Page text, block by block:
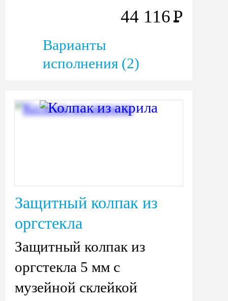
44 116Р
Варианты
исполнения (2)
Защитный колпак из
оргстекла
Защитный колпак из
оргстекла 5 мм с
музейной склейкой